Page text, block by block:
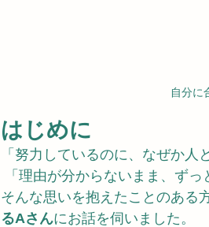
自分に
はじめに
「努力しているのに、なぜか人
「理由が分からないまま、ずっ
そんな思いを抱えたことのある
るAさんにお話を伺いました。